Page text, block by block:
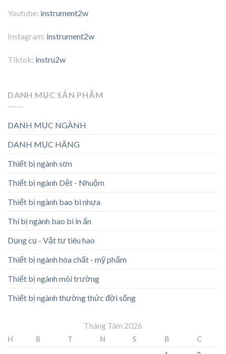
Youtube: instrument2w
Instagram: instrument2w
Tiktok: instru2w
DANH MỤC SẢN PHẨM
DANH MỤC NGÀNH
DANH MỤC HÃNG
Thiết bị ngành sơn
Thiết bị ngành Dệt - Nhuộm
Thiết bị ngành bao bì nhựa
Thí bị ngành bao bì in ấn
Dụng cụ - Vật tư tiêu hao
Thiết bị ngành hóa chất - mỹ phẩm
Thiết bị ngành môi trường
Thiết bị ngành thường thức đời sống
Tháng Tám 2026
H B T N S B
C